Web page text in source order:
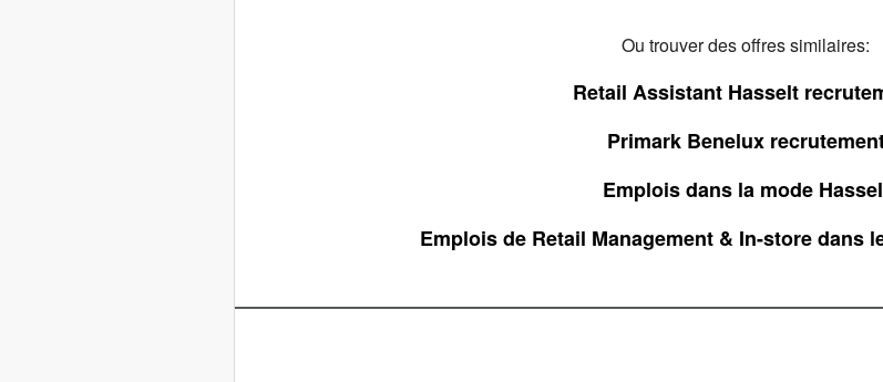
Ou trouver des offres similaires:
Retail Assistant Hasselt
Primark Benelux
Emplois dans la mode
Emplois de Retail Management & In-store dans